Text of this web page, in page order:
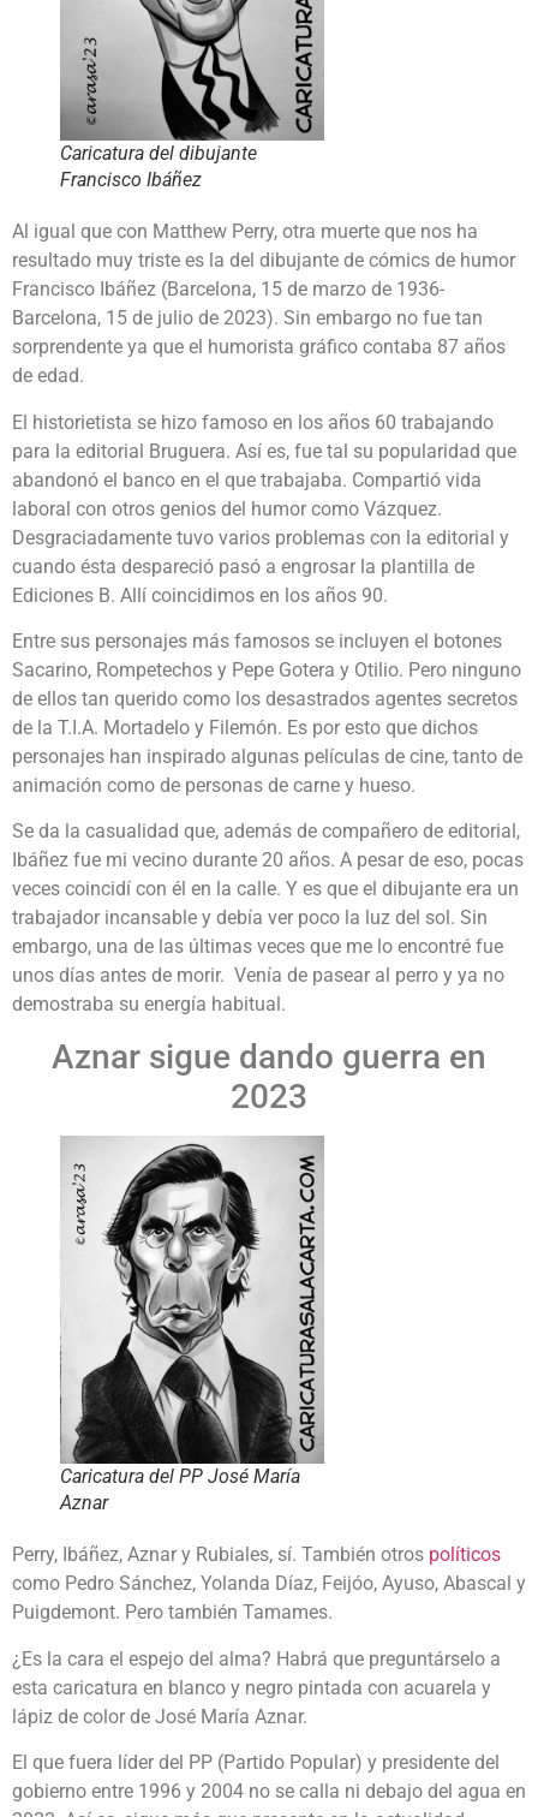
Caricatura del dibujante
Francisco Ibáñez
Al igual que con Matthew Perry, otra muerte que nos ha
resultado muy triste es la del dibujante de cómics de humor
Francisco Ibáñez (Barcelona, 15 de marzo de 1936-
Barcelona, 15 de julio de 2023). Sin embargo no fue tan
sorprendente ya que el humorista gráfico contaba 87 años
de edad.
El historietista se hizo famoso en los años 60 trabajando
para la editorial Bruguera. Así es, fue tal su popularidad que
abandonó el banco en el que trabajaba. Compartió vida
laboral con otros genios del humor como Vázquez.
Desgraciadamente tuvo varios problemas con la editorial y
cuando ésta despareció pasó a engrosar la plantilla de
Ediciones B. Allí coincidimos en los años 90.
Entre sus personajes más famosos se incluyen el botones
Sacarino, Rompetechos y Pepe Gotera y Otilio. Pero ninguno
de ellos tan querido como los desastrados agentes secretos
de la T.I.A. Mortadelo y Filemón. Es por esto que dichos
personajes han inspirado algunas películas de cine, tanto de
animación como de personas de carne y hueso.
Se da la casualidad que, además de compañero de editorial,
Ibáñez fue mi vecino durante 20 años. A pesar de eso, pocas
veces coincidí con él en la calle. Y es que el dibujante era un
trabajador incansable y debía ver poco la luz del sol. Sin
embargo, una de las últimas veces que me lo encontré fue
unos días antes de morir. Venía de pasear al perro y ya no
demostraba su energía habitual.
Aznar sigue dando guerra en
2023
Caricatura del PP José María
Aznar
Perry, Ibáñez, Aznar y Rubiales, sí. También otros políticos
como Pedro Sánchez, Yolanda Díaz, Feijóo, Ayuso, Abascal y
Puigdemont. Pero también Tamames.
¿Es la cara el espejo del alma? Habrá que preguntárselo a
esta caricatura en blanco y negro pintada con acuarela y
lápiz de color de José María Aznar.
El que fuera líder del PP (Partido Popular) y presidente del
gobierno entre 1996 y 2004 no se calla ni debajo del agua en